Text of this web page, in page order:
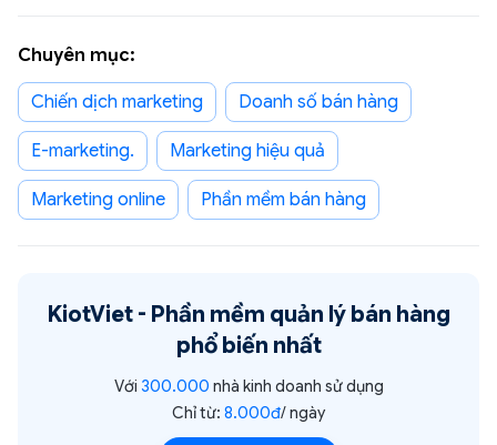
Chuyên mục:
chiến dịch marketing Doanh số bán hàng
e-marketing. Marketing hiệu quả
Marketing online phần mềm bán hàng
KiotViet - Phần mềm quản lý bán hàng
phổ biến nhất
Với 300.000 nhà kinh doanh sử dụng
Chỉ từ: 8.000đ/ ngày